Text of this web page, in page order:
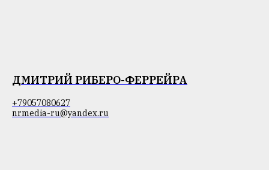
ДМИТРИЙ РИБЕРО-ФЕРРЕЙРА
+79057080627
nrmedia-ru@yandex.ru